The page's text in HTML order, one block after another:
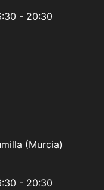
- 20:30
(Murcia)
- 20:30